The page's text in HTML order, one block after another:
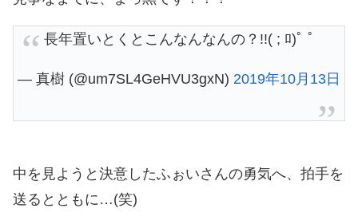
長年置いとくとこんなんなんの？!!( ; ﾛ)ﾟ ﾟ
— 真樹 (@um7SL4GeHVU3gxN) 2019年10月13日
中を見ようと決意したふぉいさんの勇気へ、拍手を
送るとともに…(笑)